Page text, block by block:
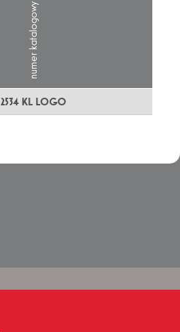
numer katalogowy
2534 KL LOGO